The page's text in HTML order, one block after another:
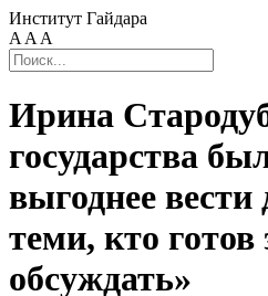
Институт Гайдара
A A A
Ирина
государства
выгоднее вести
теми, кто
обсуждать»